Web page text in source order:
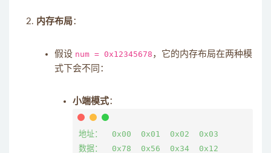
内存布局：
假设 num = 0x12345678 ，它的内存布局在两种模
式下会不同：
小端模式：
地址：  0x00  0x01  0x02  0x03